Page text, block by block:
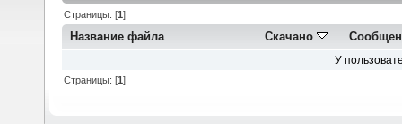
Страницы: [1]
Название файла Скачано
У
Страницы: [1]